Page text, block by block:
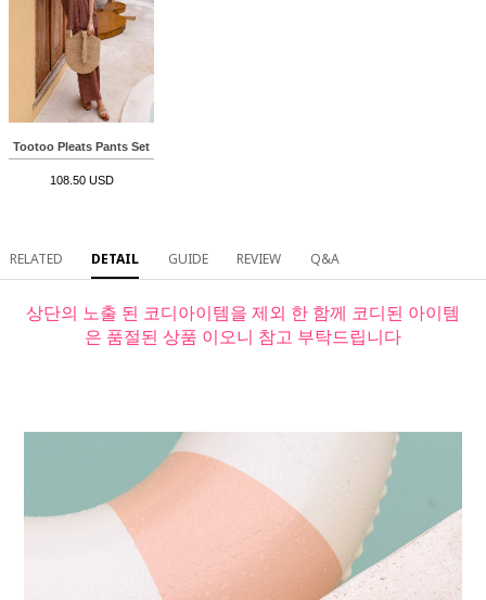
Tootoo Pleats Pants Set
108.50 USD
RELATED DETAIL GUIDE REVIEW Q&A
상단의 노출 된 코디아이템을 제외 한 함께 코디된 아이템
은 품절된 상품 이오니 참고 부탁드립니다